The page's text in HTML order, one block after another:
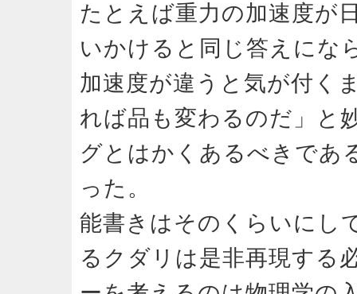
たとえば重力の加速度が
いかけると同じ答えにな
加速度が違うと気が付く
れば品も変わるのだ」と
グとはかくあるべきであ
った。
能書きはそのくらいにし
るクダリは是非再現する